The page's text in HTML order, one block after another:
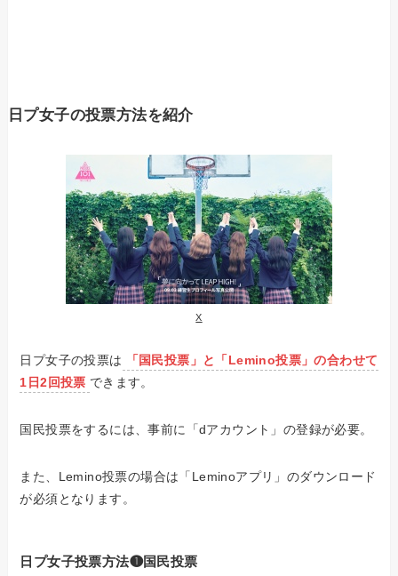
日プ女子の投票方法を紹介
X
日プ女子の投票は
「国民投票」と「Lemino投票」の合わせて
1日2回投票 できます。
国民投票をするには、事前に「dアカウント」の登録が必要。
また、Lemino投票の場合は「Leminoアプリ」のダウンロード
が必須となります。
日プ女子投票方法❶国民投票